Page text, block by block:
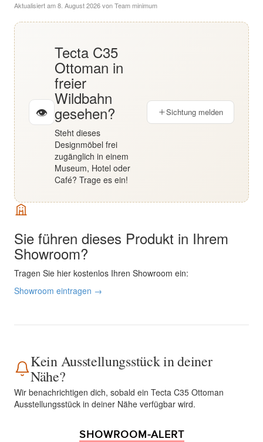
Aktualisiert am8. August 2026von Team minimum
👁
Tecta C35
Ottoman in
freier
Wildbahn
gesehen?
Steht dieses
Designmöbel frei
zugänglich in einem
Museum, Hotel oder
Café? Trage es ein!
Sichtung melden
Sie führen dieses Produkt in Ihrem
Showroom?
Tragen Sie hier kostenlos Ihren Showroom ein:
Showroom eintragen →
Kein Ausstellungsstück in deiner
Nähe?
Wir benachrichtigen dich, sobald ein Tecta C35 Ottoman
Ausstellungsstück in deiner Nähe verfügbar wird.
SHOWROOM-ALERT